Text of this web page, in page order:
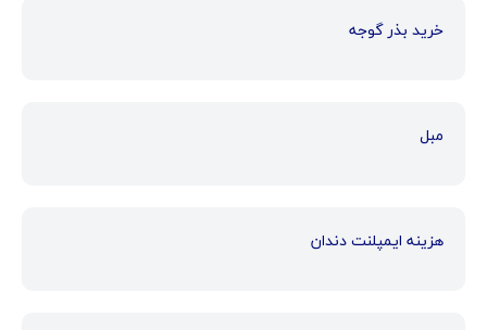
خرید بذر گوجه
مبل
هزینه ایمپلنت دندان